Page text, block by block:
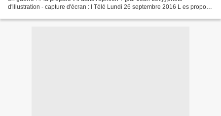
d'illustration - capture d'écran : I Télé Lundi 26 septembre 2016 L es propos